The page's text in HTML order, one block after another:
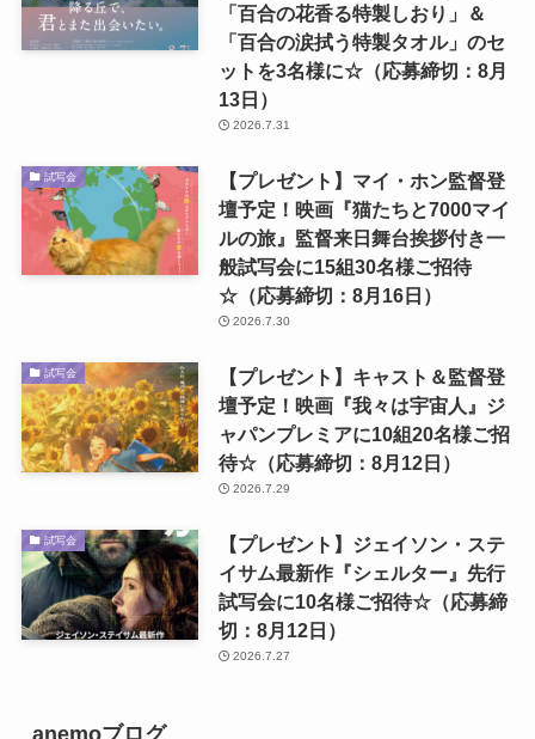
「百合の花香る特製しおり」＆
「百合の涙拭う特製タオル」のセ
ットを3名様に☆（応募締切：8月
13日）
2026.7.31
試写会
【プレゼント】マイ・ホン監督登
壇予定！映画『猫たちと7000マイ
ルの旅』監督来日舞台挨拶付き一
般試写会に15組30名様ご招待
☆（応募締切：8月16日）
2026.7.30
試写会
【プレゼント】キャスト＆監督登
壇予定！映画『我々は宇宙人』ジ
ャパンプレミアに10組20名様ご招
待☆（応募締切：8月12日）
2026.7.29
試写会
【プレゼント】ジェイソン・ステ
イサム最新作『シェルター』先行
試写会に10名様ご招待☆（応募締
切：8月12日）
2026.7.27